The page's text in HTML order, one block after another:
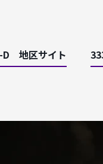
D 地区サイト